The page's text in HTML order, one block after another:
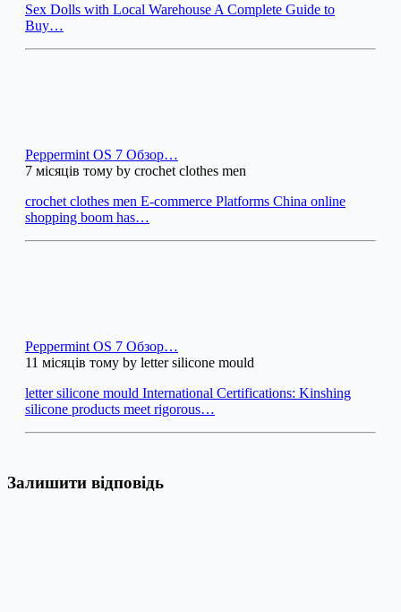
Sex Dolls with Local Warehouse A Complete Guide to
Buy…
Peppermint OS 7 Обзор…
7 місяців тому by crochet clothes men
crochet clothes men E-commerce Platforms China online
shopping boom has…
Peppermint OS 7 Обзор…
11 місяців тому by letter silicone mould
letter silicone mould International Certifications: Kinshing
silicone products meet rigorous…
Залишити відповідь